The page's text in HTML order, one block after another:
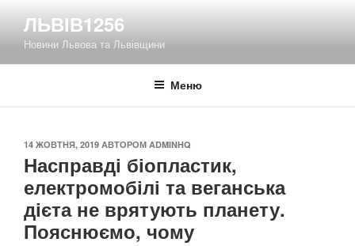
вмісту
ЛЬВІВ1256
Новини Львова та Львівщини
Меню
ОПУБЛІКОВАНО
14 ЖОВТНЯ, 2019 АВТОРОМ ADMINHQ
Насправді біопластик,
електромобілі та веганська
дієта не врятують планету.
Пояснюємо, чому